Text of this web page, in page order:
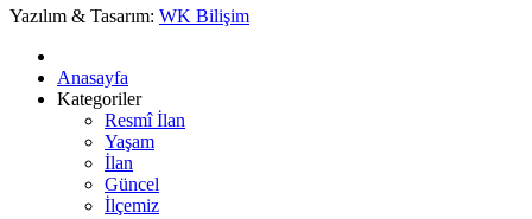
Yazılım & Tasarım: WK Bilişim
Anasayfa
Kategoriler
Resmî İlan
Yaşam
İlan
Güncel
İlçemiz